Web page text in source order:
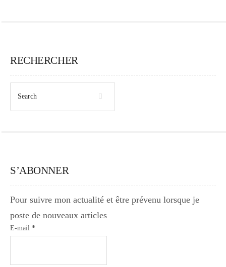
RECHERCHER
S’ABONNER
Pour suivre mon actualité et être prévenu lorsque je
poste de nouveaux articles
E-mail *